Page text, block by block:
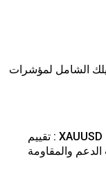
الشامل لمؤشرات
التحليل الفني للذهب XAUUSD : تقييم
والمقاومة